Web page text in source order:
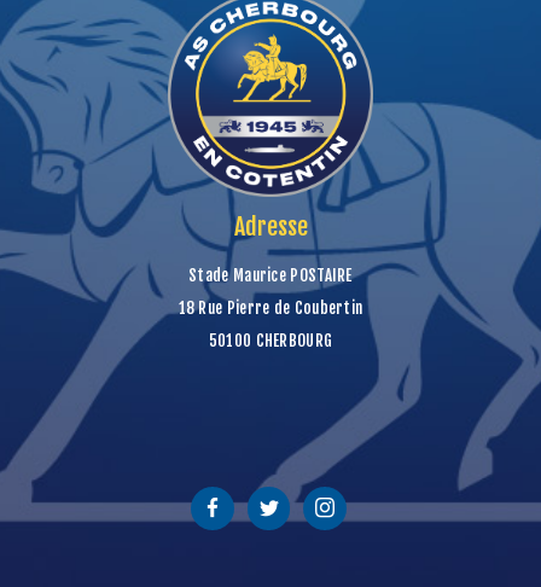
Adresse
Stade Maurice POSTAIRE
18 Rue Pierre de Coubertin
50100 CHERBOURG